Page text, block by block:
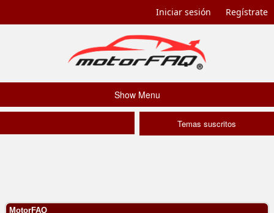
Iniciar sesión Regístrate
Show Menu
Temas suscritos
MotorFAQ